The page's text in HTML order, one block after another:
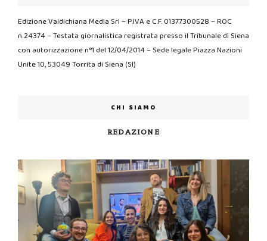
Edizione Valdichiana Media Srl – P.IVA e C.F. 01377300528 – ROC
n.24374 – Testata giornalistica registrata presso il Tribunale di Siena
con autorizzazione n°1 del 12/04/2014 – Sede legale Piazza Nazioni
Unite 10, 53049 Torrita di Siena (SI)
CHI SIAMO
REDAZIONE